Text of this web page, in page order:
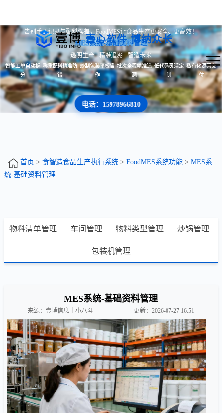
壹心软件 博纳众长
告别手工记录与配料误差，FoodMES让食品生产更安全、更高效！
MES系统-基础资料管理
透明生产 · 精准追溯 · 智造未来
智能工单自动拆
分
称重配料精准防
错
炒制包装平板操
作
批次全程精准追
溯
低代码灵活定
制
私有化源码交
付
电话：15978966810
首页 > 食智造食品生产执行系统> FoodMES系统功能> MES系
统-基础资料管理
物料清单管理 车间管理 物料类型管理 炒锅管理
包装机管理
MES系统-基础资料管理
来源：壹博信息｜小八斗 更新：2026-07-27 16:51